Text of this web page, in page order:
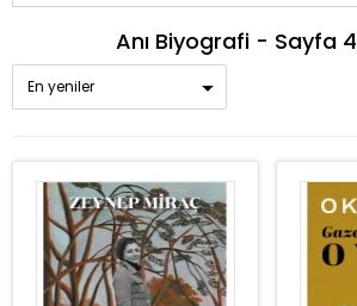
Anı Biyografi - Sayfa 4
En yeniler